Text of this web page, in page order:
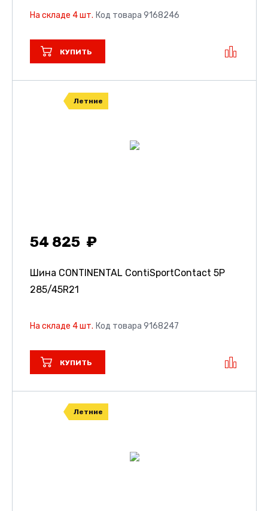
На складе 4 шт. Код товара 9168246
КУПИТЬ
Летние
54 825
Шина CONTINENTAL ContiSportContact 5P
285/45R21
На складе 4 шт. Код товара 9168247
КУПИТЬ
Летние